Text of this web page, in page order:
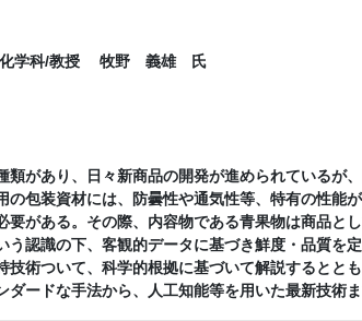
化学科/教授 牧野 義雄 氏
があり、日々新商品の開発が進められているが
の包装資材には、防曇性や通気性等、特有の性能
要がある。その際、内容物である青果物は商品と
う認識の下、客観的データに基づき鮮度・品質を
技術ついて、科学的根拠に基づいて解説するとと
ダードな手法から、人工知能等を用いた最新技術ま